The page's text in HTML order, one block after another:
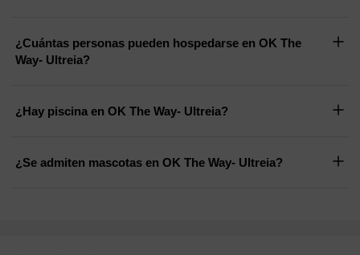
¿Cuántas personas pueden hospedarse en OK The
Way- Ultreia?
¿Hay piscina en OK The Way- Ultreia?
¿Se admiten mascotas en OK The Way- Ultreia?